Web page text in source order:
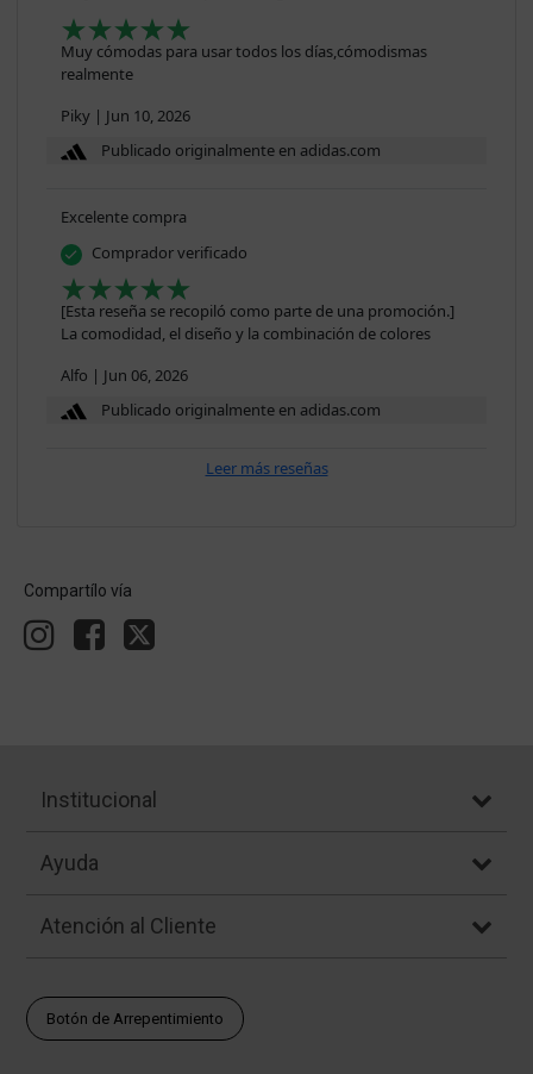
Muy cómodas para usar todos los días,cómodismas
realmente
Piky | Jun 10, 2026
Publicado originalmente en adidas.com
Excelente compra
Comprador verificado
[Esta reseña se recopiló como parte de una promoción.]
La comodidad, el diseño y la combinación de colores
Alfo | Jun 06, 2026
Publicado originalmente en adidas.com
Leer más reseñas
Compartílo vía
Institucional
Ayuda
Atención al Cliente
Botón de Arrepentimiento